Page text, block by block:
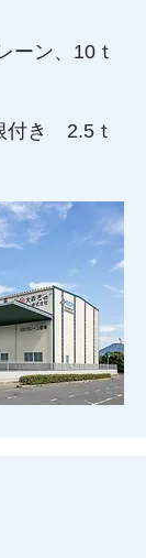
ーン、10ｔ
付き 2.5ｔ